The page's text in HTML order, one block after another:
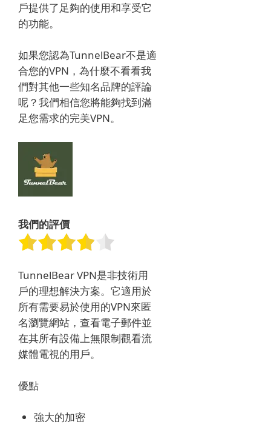
戶提供了足夠的使用和享受它
的功能。
如果您認為TunnelBear不是適
合您的VPN，為什麼不看看我
們對其他一些知名品牌的評論
呢？我們相信您將能夠找到滿
足您需求的完美VPN。
我們的評價
TunnelBear VPN是非技術用
戶的理想解決方案。 它適用於
所有需要易於使用的VPN來匿
名瀏覽網站，查看電子郵件並
在其所有設備上無限制觀看流
媒體電視的用戶。
優點
強大的加密